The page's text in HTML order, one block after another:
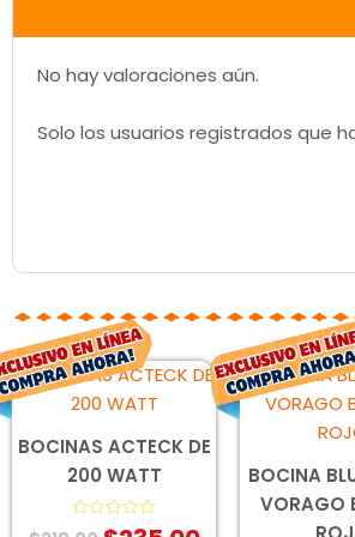
No hay valoraciones aún.
Solo los usuarios registrados que
BOCINAS ACTECK DE
200 WATT
Valorado
El
precio
original
era:
$318.00.
El
precio
actual
$235.00.
BOCINA
VORAGO
El